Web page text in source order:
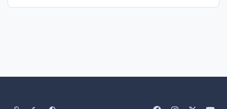
Light ModeDark ModeSystem Preference